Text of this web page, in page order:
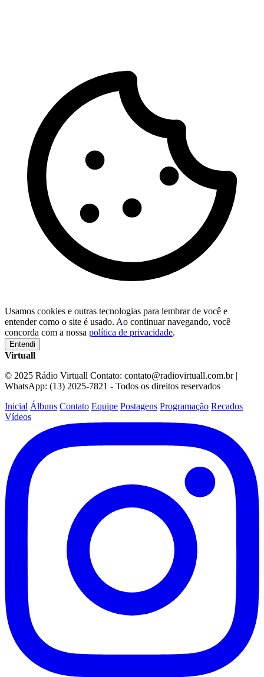
Usamos cookies e outras tecnologias para lembrar de você e
entender como o site é usado. Ao continuar navegando, você
concorda com a nossa política de privacidade.
Entendi
Virtuall
© 2025 Rádio Virtuall Contato: contato@radiovirtuall.com.br |
WhatsApp: (13) 2025-7821 - Todos os direitos reservados
Inicial Álbuns Contato Equipe Postagens Programação Recados
Vídeos